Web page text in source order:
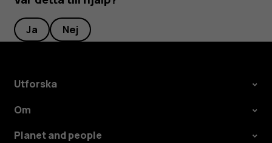
Ja Nej
Utforska
Om
Planet and people